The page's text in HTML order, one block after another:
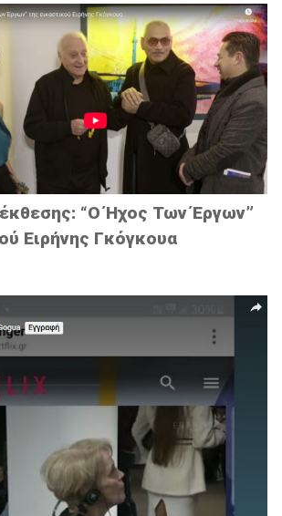
έκθεσης: “Ο Ήχος Των Έργων”
Ειρήνης Γκόγκουα